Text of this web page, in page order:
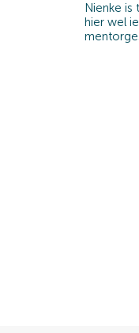
Nienke is
hier wel